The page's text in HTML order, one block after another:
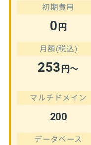
初期費用
0 円
月額(税込)
253 円～
マルチドメイン
200
データベース